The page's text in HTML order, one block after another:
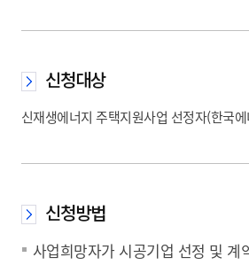
신청대상
신재생에너지 주택지원사업 선정자(한국
신청방법
사업희망자가 시공기업 선정 및 계